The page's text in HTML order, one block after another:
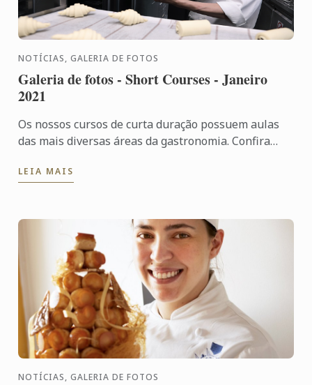
NOTÍCIAS, GALERIA DE FOTOS
Galeria de fotos - Short Courses - Janeiro
2021
Os nossos cursos de curta duração possuem aulas
das mais diversas áreas da gastronomia. Confira
2021
LEIA MAIS
NOTÍCIAS, GALERIA DE FOTOS